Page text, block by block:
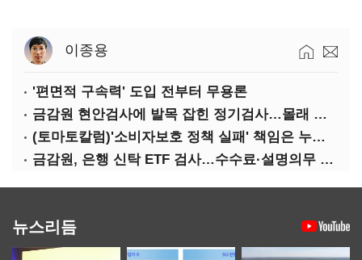
이종용
'편면적 구속력' 도입 전부터 무용론
금감원 현안검사에 발목 잡힌 정기검사…몰래 웃는 금융권
(토마토칼럼)'소비자보호 정책 실패' 책임은 누가 지나
금감원, 은행 신탁 ETF 검사…수수료·설명의무 정조준
뉴스리듬